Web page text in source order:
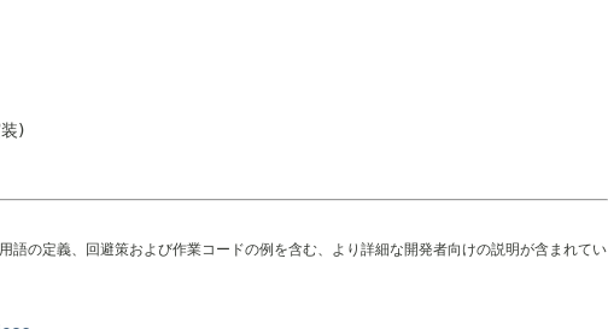
)
語の定義、回避策および作業コードの例を含む、より詳細な開発者向けの説明が含まれてい